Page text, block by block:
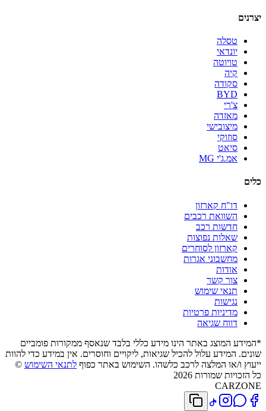
יצרנים
טסלה
יונדאי
טויוטה
קיה
סקודה
BYD
צ'רי
מאזדה
מיצובישי
סוזוקי
סיאט
אמ.ג'י MG
כלים
דו"ח קארזון
השוואת רכבים
חדשות רכב
שאלות נפוצות
קארזון לסוחרים
מחשבוני אגרות
אודות
צור קשר
תנאי שימוש
נגישות
מדיניות פרטיות
דווח שגיאה
*המידע המוצג באתר הינו מידע כללי בלבד שנאסף ממקורות פומביים
שונים. המידע עלול להכיל שגיאות, ליקויים וחוסרים. אין במידע כדי להוות
ייעוץ ו/או המלצה לרכב כלשהו. השימוש באתר כפוף לתנאי השימוש ©
כל הזכויות שמורות 2026
CARZONE